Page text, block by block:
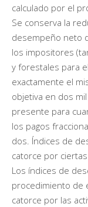
calculado por el
Se conserva la
desempeño neto
los impositores
y forestales para
exactamente el
objetiva en dos
presente para
los pagos
dos. Índices de
catorce por
Los índices de
procedimiento de
catorce por las